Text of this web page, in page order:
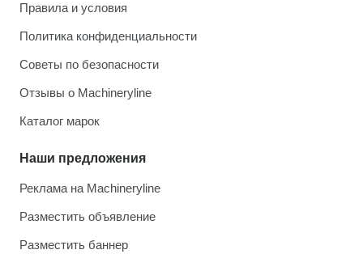
Правила и условия
Политика конфиденциальности
Советы по безопасности
Отзывы о Machineryline
Каталог марок
Наши предложения
Реклама на Machineryline
Разместить объявление
Разместить баннер